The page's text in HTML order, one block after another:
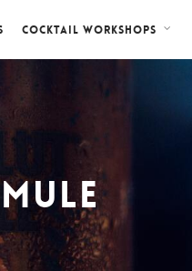
Cocktail workshops